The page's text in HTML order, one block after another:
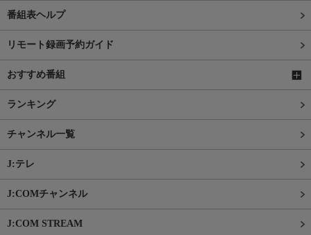
番組表ヘルプ
リモート録画予約ガイド
おすすめ番組
ランキング
チャンネル一覧
J:テレ
J:COMチャンネル
J:COM STREAM